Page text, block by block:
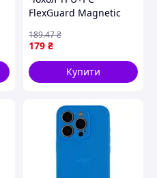
FlexGuard Magnetic
16 Pro Pink (17004241)
179 ₴
189.47₴
Купити